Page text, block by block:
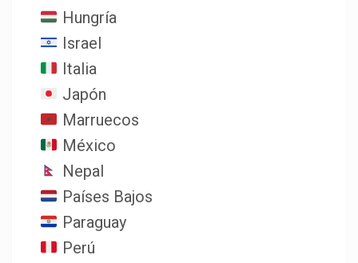
Hungría
Israel
Italia
Japón
Marruecos
México
Nepal
Países Bajos
Paraguay
Perú